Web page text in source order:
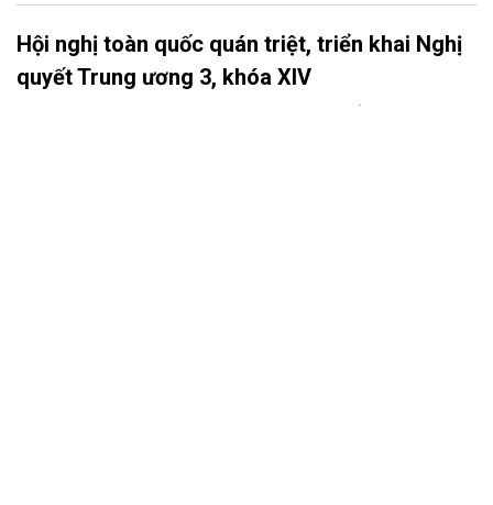
Hội nghị toàn quốc quán triệt, triển khai Nghị
quyết Trung ương 3, khóa XIV